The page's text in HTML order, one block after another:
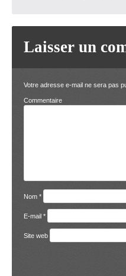
Laisser un
Votre adresse e-mail ne sera pas
Nom *
E-mail *
Site web